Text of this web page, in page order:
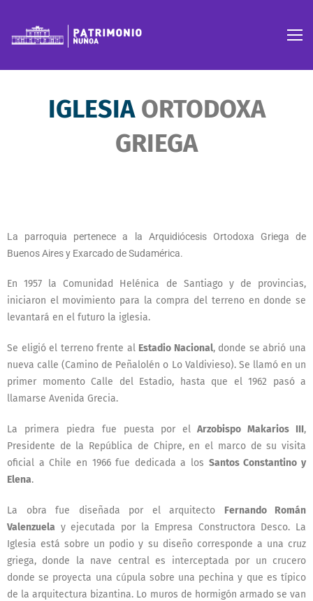
IGLESIA ORTODOXA
GRIEGA
La parroquia pertenece a la Arquidiócesis Ortodoxa Griega de
Buenos Aires y Exarcado de Sudamérica.
En 1957 la Comunidad Helénica de Santiago y de provincias,
iniciaron el movimiento para la compra del terreno en donde se
levantará en el futuro la iglesia.
Se eligió el terreno frente al Estadio Nacional, donde se abrió una
nueva calle (Camino de Peñalolén o Lo Valdivieso). Se llamó en un
primer momento Calle del Estadio, hasta que el 1962 pasó a
llamarse Avenida Grecia.
La primera piedra fue puesta por el Arzobispo Makarios III,
Presidente de la República de Chipre, en el marco de su visita
oficial a Chile en 1966 fue dedicada a los Santos Constantino y
Elena.
La obra fue diseñada por el arquitecto Fernando Román
Valenzuela y ejecutada por la Empresa Constructora Desco. La
Iglesia está sobre un podio y su diseño corresponde a una cruz
griega, donde la nave central es interceptada por un crucero
donde se proyecta una cúpula sobre una pechina y que es típico
de la arquitectura bizantina. Lo muros de hormigón armado se van